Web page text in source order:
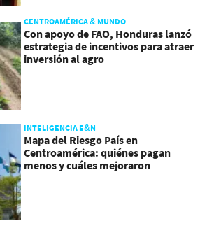
CENTROAMÉRICA & MUNDO
Con apoyo de FAO, Honduras lanzó
estrategia de incentivos para atraer
inversión al agro
INTELIGENCIA E&N
Mapa del Riesgo País en
Centroamérica: quiénes pagan
menos y cuáles mejoraron